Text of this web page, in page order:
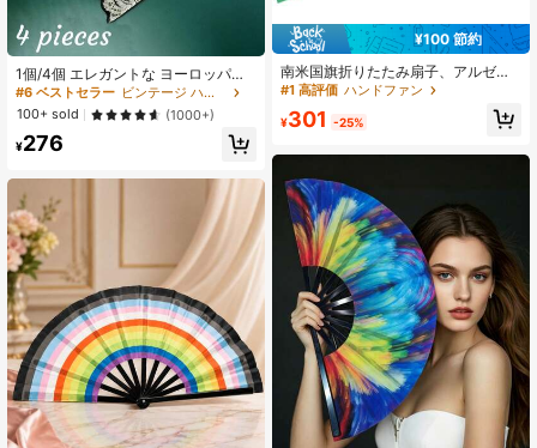
1個/4個 エレガントな ヨーロッパス
タイル 折りたたみ扇子、花柄、日常
使い、写真撮影、イベント、ダン
ス、ハロウィン
#6 ベストセラー
ビンテージ ハンドファン
100+ sold
(1000+)
¥276
¥100 節約
南米国旗折りたたみ扇子、アルゼン
チン ブラジル チリ ペルー ウルグア
プ、スポーツイベント、パーティー
#1 高評価 ハンドファン
¥301 -25%